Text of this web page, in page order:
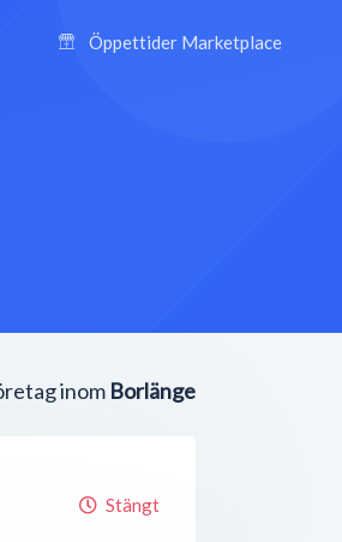
Öppettider Marketplace
inom Borlänge
Stängt